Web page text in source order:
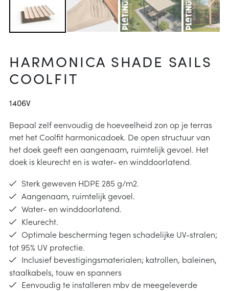
onderhoud
kiezen
HARMONICA SHADE SAILS
COOLFIT
1406V
Bepaal zelf eenvoudig de hoeveelheid zon op je terras
met het Coolfit harmonicadoek. De open structuur van
het doek geeft een aangenaam, ruimtelijk gevoel. Het
doek is kleurecht en is water- en winddoorlatend.
Sterk geweven HDPE 285 g/m2.
Aangenaam, ruimtelijk gevoel.
Water- en winddoorlatend.
Kleurecht.
Optimale bescherming tegen schadelijke UV-stralen;
tot 95% UV protectie.
Inclusief bevestigingsmaterialen; katrollen, baleinen,
staalkabels, touw en spanners
Eenvoudig te installeren mbv de meegeleverde